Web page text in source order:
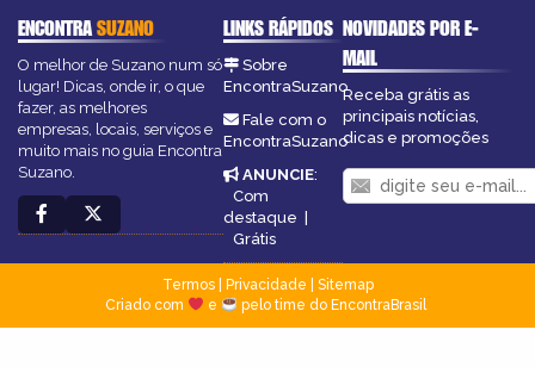
ENCONTRASUZANO
O melhor de Suzano num só
lugar! Dicas, onde ir, o que
fazer, as melhores
empresas, locais, serviços e
muito mais no guia Encontra
Suzano.
LINKS RÁPIDOS
Sobre
EncontraSuzano
Fale com o
EncontraSuzano
ANUNCIE:
Com
destaque |
Grátis
NOVIDADES POR E-
MAIL
Receba grátis as
principais notícias,
dicas e promoções
Termos| Privacidade
Sitemap
Criado com
e pelo time do EncontraBrasil